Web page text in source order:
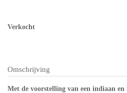
Verkocht
Omschrijving
Met de voorstelling van een indiaan